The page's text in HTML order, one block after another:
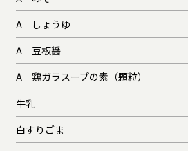
A しょうゆ
A 豆板醤
A 鶏ガラスープの素（顆粒）
牛乳
白すりごま